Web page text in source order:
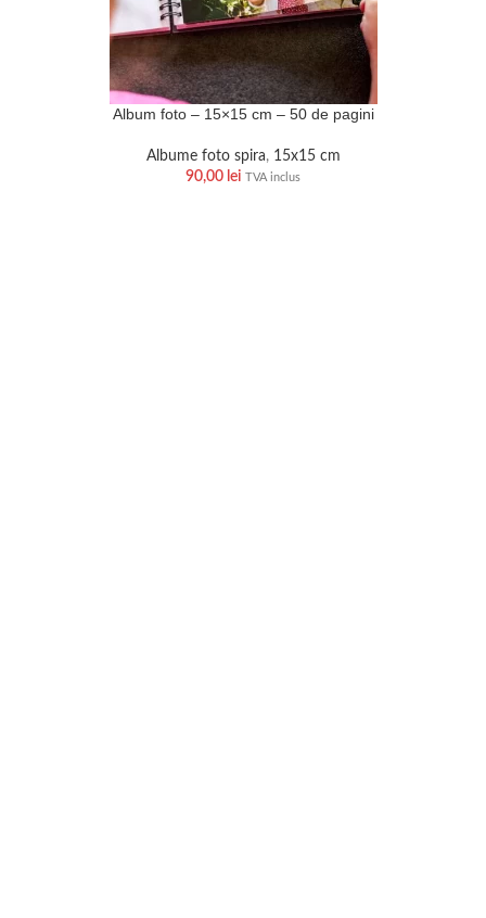
Album foto – 15×15 cm – 50 de pagini
Albume foto spira, 15x15 cm
90,00 lei TVA inclus